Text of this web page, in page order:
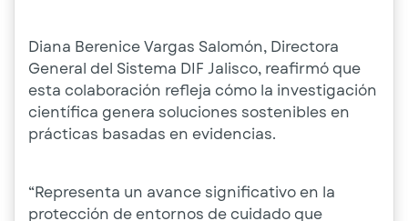
Diana Berenice Vargas Salomón, Directora
General del Sistema DIF Jalisco, reafirmó que
esta colaboración refleja cómo la investigación
científica genera soluciones sostenibles en
prácticas basadas en evidencias.
“Representa un avance significativo en la
protección de entornos de cuidado que